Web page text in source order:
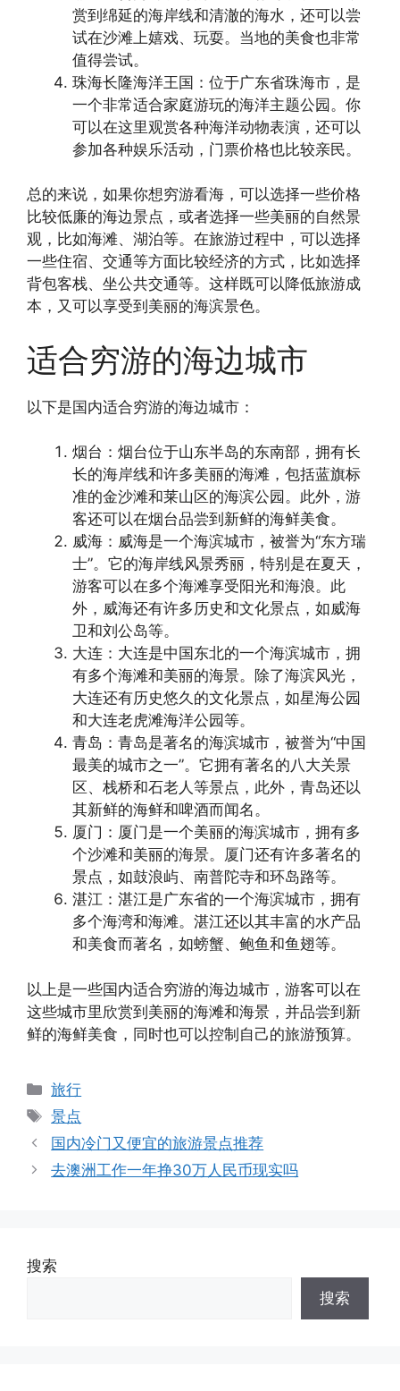
赏到绵延的海岸线和清澈的海水，还可以尝
试在沙滩上嬉戏、玩耍。当地的美食也非常
值得尝试。
珠海长隆海洋王国：位于广东省珠海市，是
一个非常适合家庭游玩的海洋主题公园。你
可以在这里观赏各种海洋动物表演，还可以
参加各种娱乐活动，门票价格也比较亲民。
总的来说，如果你想穷游看海，可以选择一些价格
比较低廉的海边景点，或者选择一些美丽的自然景
观，比如海滩、湖泊等。在旅游过程中，可以选择
一些住宿、交通等方面比较经济的方式，比如选择
背包客栈、坐公共交通等。这样既可以降低旅游成
本，又可以享受到美丽的海滨景色。
适合穷游的海边城市
以下是国内适合穷游的海边城市：
烟台：烟台位于山东半岛的东南部，拥有长
长的海岸线和许多美丽的海滩，包括蓝旗标
准的金沙滩和莱山区的海滨公园。此外，游
客还可以在烟台品尝到新鲜的海鲜美食。
威海：威海是一个海滨城市，被誉为“东方瑞
士”。它的海岸线风景秀丽，特别是在夏天，
游客可以在多个海滩享受阳光和海浪。此
外，威海还有许多历史和文化景点，如威海
卫和刘公岛等。
大连：大连是中国东北的一个海滨城市，拥
有多个海滩和美丽的海景。除了海滨风光，
大连还有历史悠久的文化景点，如星海公园
和大连老虎滩海洋公园等。
青岛：青岛是著名的海滨城市，被誉为“中国
最美的城市之一”。它拥有著名的八大关景
区、栈桥和石老人等景点，此外，青岛还以
其新鲜的海鲜和啤酒而闻名。
厦门：厦门是一个美丽的海滨城市，拥有多
个沙滩和美丽的海景。厦门还有许多著名的
景点，如鼓浪屿、南普陀寺和环岛路等。
湛江：湛江是广东省的一个海滨城市，拥有
多个海湾和海滩。湛江还以其丰富的水产品
和美食而著名，如螃蟹、鲍鱼和鱼翅等。
以上是一些国内适合穷游的海边城市，游客可以在
这些城市里欣赏到美丽的海滩和海景，并品尝到新
鲜的海鲜美食，同时也可以控制自己的旅游预算。
分
类
旅行
标
签
景点
国内冷门又便宜的旅游景点推荐
去澳洲工作一年挣30万人民币现实吗
搜索
搜索